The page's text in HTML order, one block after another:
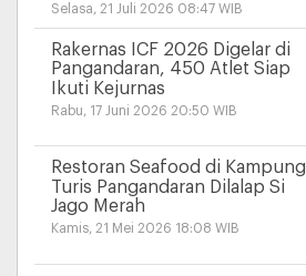
Selasa, 21 Juli 2026 08:47 WIB
Rakernas ICF 2026 Digelar di
Pangandaran, 450 Atlet Siap
Ikuti Kejurnas
Rabu, 17 Juni 2026 20:50 WIB
Restoran Seafood di Kampung
Turis Pangandaran Dilalap Si
Jago Merah
Kamis, 21 Mei 2026 18:08 WIB